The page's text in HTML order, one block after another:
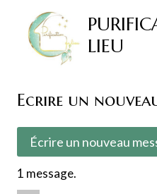
contenu
LIEU
Ecrire un
1 message.